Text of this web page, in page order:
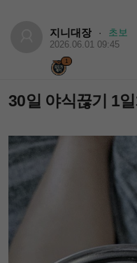
지니대장 · 초보
2026.06.01 09:45
1
30일 야식끊기 1